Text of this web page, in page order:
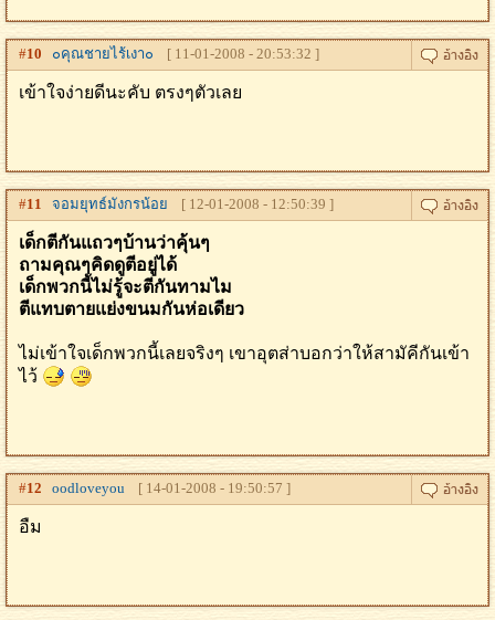
#10 ๐คุณชายไร้เงา๐ [ 11-01-2008 - 20:53:32 ]
เข้าใจง่ายดีนะคับ ตรงๆตัวเลย
#11 จอมยุทธ์มังกรน้อย [ 12-01-2008 - 12:50:39 ]
เด็กตีกันแถวๆบ้านว่าคุ้นๆ
ถามคุณๆคิดดูตีอยู่ได้
เด็กพวกนี้ไม่รู้จะตีกันทามไม
ตีแทบตายแย่งขนมกันห่อเดียว
ไม่เข้าใจเด็กพวกนี้เลยจริงๆ เขาอุตส่าบอกว่าให้สามัคีกันเข้า
ไว้
#12 oodloveyou [ 14-01-2008 - 19:50:57 ]
อืม